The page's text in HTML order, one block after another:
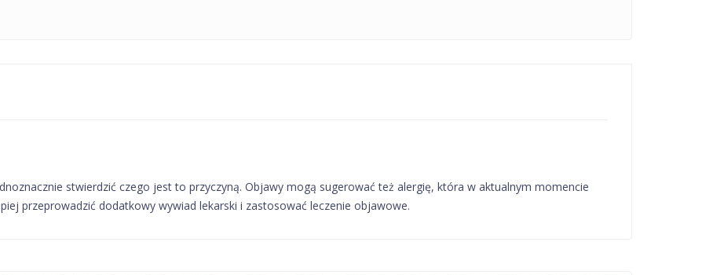
stwierdzić czego jest to przyczyną. Objawy mogą sugerować też alergię, która w aktualnym momencie
przeprowadzić dodatkowy wywiad lekarski i zastosować leczenie objawowe.